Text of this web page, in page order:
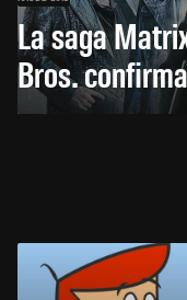
La saga
Bros.